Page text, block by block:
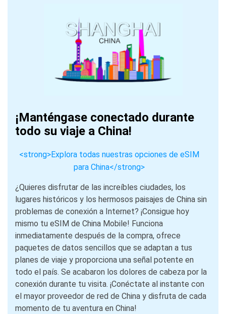
¡Manténgase conectado durante
todo su viaje a China!
<strong>Explora todas nuestras opciones de eSIM
para China</strong>
¿Quieres disfrutar de las increíbles ciudades, los
lugares históricos y los hermosos paisajes de China sin
problemas de conexión a Internet? ¡Consigue hoy
mismo tu eSIM de China Mobile! Funciona
inmediatamente después de la compra, ofrece
paquetes de datos sencillos que se adaptan a tus
planes de viaje y proporciona una señal potente en
todo el país. Se acabaron los dolores de cabeza por la
conexión durante tu visita. ¡Conéctate al instante con
el mayor proveedor de red de China y disfruta de cada
momento de tu aventura en China!